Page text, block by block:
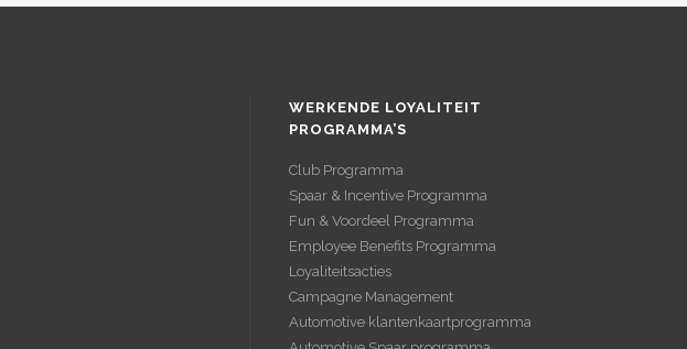
WERKENDE LOYALITEIT
PROGRAMMA’S
Club Programma
Spaar & Incentive Programma
Fun & Voordeel Programma
Employee Benefits Programma
Loyaliteitsacties
Campagne Management
Automotive klantenkaartprogramma